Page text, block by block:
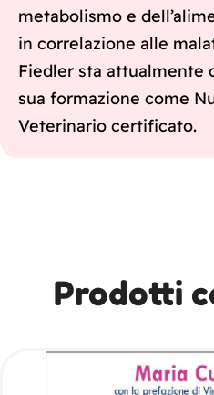
metabolismo e
in correlazione alle
Fiedler sta attualmente
sua formazione come
Veterinario certificato.
Prodotti